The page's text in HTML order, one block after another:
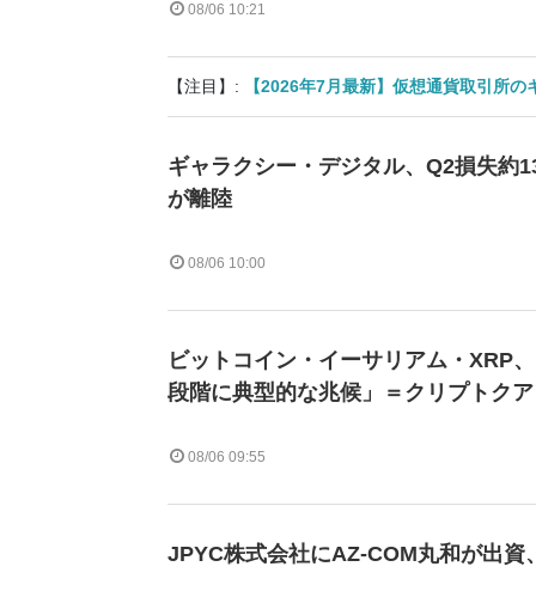
08/06 10:21
【注目】: 【2026年7月最新】仮想通貨取引所
ギャラクシー・デジタル、Q2損失
が離陸
08/06 10:00
ビットコイン・イーサリアム・XRP
段階に典型的な兆候」＝クリプトク
08/06 09:55
JPYC株式会社にAZ-COM丸和が出資